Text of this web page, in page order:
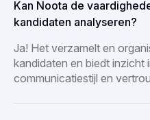
Kan Noota de
kandidaten analyseren?
Ja! Het verzamelt en
kandidaten en biedt inzicht
communicatiestijl en